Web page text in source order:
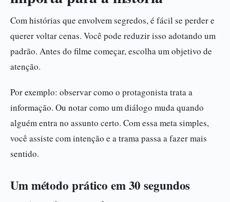
Com histórias que envolvem segredos, é fácil se perder e
querer voltar cenas. Você pode reduzir isso adotando um
padrão. Antes do filme começar, escolha um objetivo de
atenção.
Por exemplo: observar como o protagonista trata a
informação. Ou notar como um diálogo muda quando
alguém entra no assunto certo. Com essa meta simples,
você assiste com intenção e a trama passa a fazer mais
sentido.
Um método prático em 30 segundos